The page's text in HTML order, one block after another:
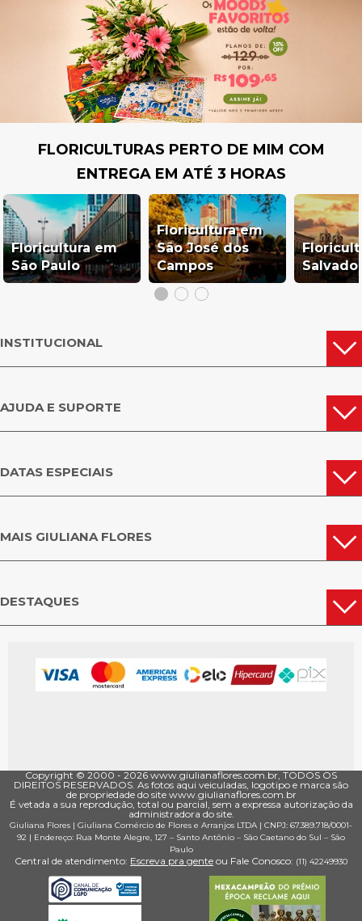
FLORICULTURAS PERTO DE MIM COM
ENTREGA EM ATÉ 3 HORAS
Floricultura em
São Paulo
Floricultura em
São José dos
Campos
INSTITUCIONAL
AJUDA E SUPORTE
DATAS ESPECIAIS
MAIS GIULIANA FLORES
DESTAQUES
Copyright © 2000 - ­2026 www.giulianaflores.com.br, TODOS OS
DIREITOS RESERVADOS. As fotos aqui veiculadas, logotipo e marca são
de propriedade do site www.giulianaflores.com.br
É vetada a sua reprodução, total ou parcial, sem a expressa autorização da
administradora do site.
Giuliana Flores | Giuliana Comércio de Flores e Arranjos LTDA | CNPJ: 67.389.718/0001­
92 | Endereço: Rua Monte Alegre, 127 – Santo Antônio – São Caetano do Sul – São
Paulo
Central de atendimento: Escreva pra gente ou Fale Conosco: (11) 4224­9930